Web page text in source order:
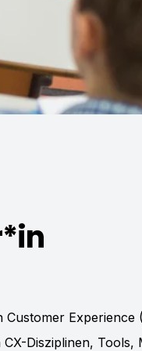
Customer Experience
Disziplinen, Tools,